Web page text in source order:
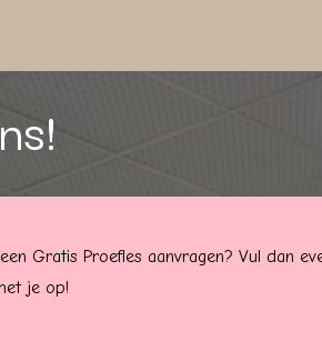
Gratis Proefles aanvragen? Vul dan
je op!